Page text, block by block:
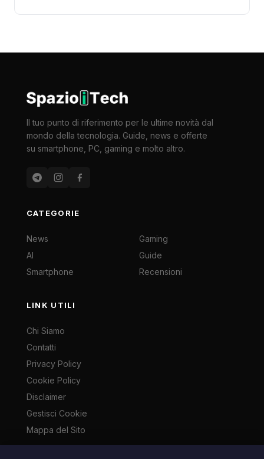
Il tuo punto di riferimento per le ultime novità dal
mondo della tecnologia. Guide, news e offerte
su smartphone, PC, gaming e molto altro.
CATEGORIE
News
AI
Smartphone
Gaming
Guide
Recensioni
LINK UTILI
Chi Siamo
Contatti
Privacy Policy
Cookie Policy
Disclaimer
Gestisci Cookie
Mappa del Sito